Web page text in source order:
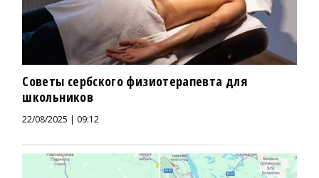
Советы сербского физиотерапевта для
школьников
22/08/2025 | 09:12